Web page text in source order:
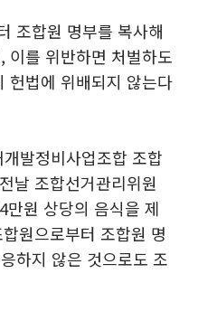
조합원 명부를 복사해
이를 위반하면 처벌하도
헌법에 위배되지 않는다
발정비사업조합 조합
날 조합선거관리위원
원 상당의 음식을 제
원으로부터 조합원 명
하지 않은 것으로도 조